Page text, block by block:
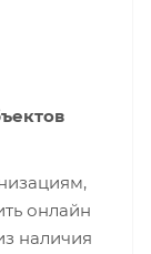
онлайн
наличия